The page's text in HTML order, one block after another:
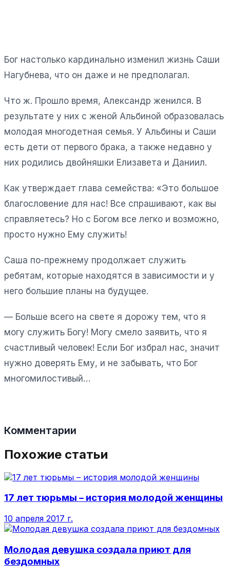
Бог настолько кардинально изменил жизнь Саши
Нагубнева, что он даже и не предполагал.
Что ж. Прошло время, Александр женился. В
результате у них с женой Альбиной образовалась
молодая многодетная семья. У Альбины и Саши
есть дети от первого брака, а также недавно у
них родились двойняшки Елизавета и Даниил.
Как утверждает глава семейства: «Это большое
благословение для нас! Все спрашивают, как вы
справляетесь? Но с Богом все легко и возможно,
просто нужно Ему служить!
Саша по-прежнему продолжает служить
ребятам, которые находятся в зависимости и у
него большие планы на будущее.
— Больше всего на свете я дорожу тем, что я
могу служить Богу! Могу смело заявить, что я
счастливый человек! Если Бог избрал нас, значит
нужно доверять Ему, и не забывать, что Бог
многомилостивый…
Комментарии
Похожие статьи
17 лет тюрьмы – история молодой женщины
10 апреля 2017 г.
Молодая девушка создала приют для
бездомных